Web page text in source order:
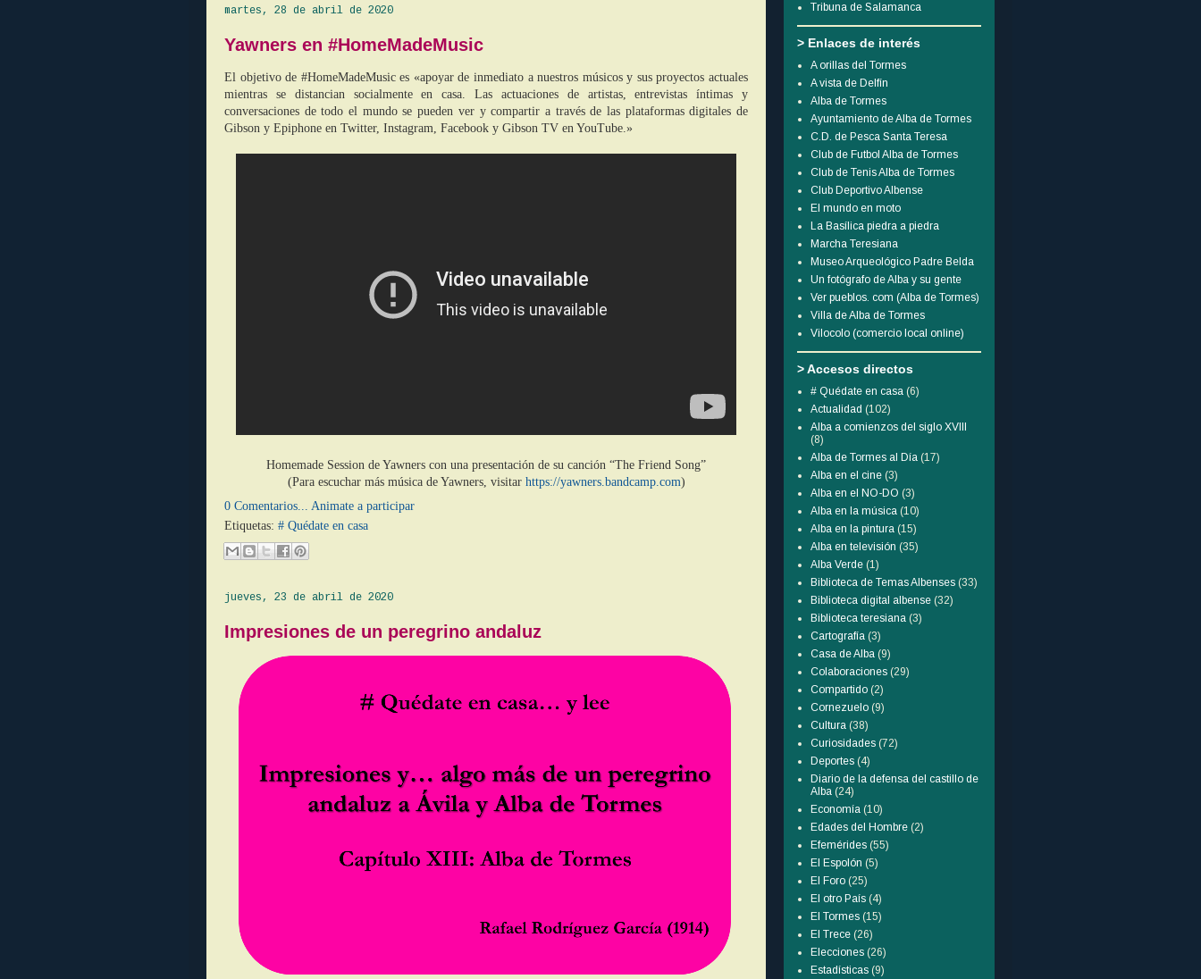
martes, 28 de abril de 2020
Yawners en #HomeMadeMusic
El objetivo de #HomeMadeMusic es «apoyar de inmediato a nuestros músicos y sus proyectos actuales
mientras se distancian socialmente en casa. Las actuaciones de artistas, entrevistas íntimas y
conversaciones de todo el mundo se pueden ver y compartir a través de las plataformas digitales de
Gibson y Epiphone en Twitter, Instagram, Facebook y Gibson TV en YouTube.»
Homemade Session de Yawners con una presentación de su canción “The Friend Song”
(Para escuchar más música de Yawners, visitar https://yawners.bandcamp.com)
0 Comentarios... Animate a participar
Etiquetas: # Quédate en casa
jueves, 23 de abril de 2020
Impresiones de un peregrino andaluz
Tribuna de Salamanca
> Enlaces de interés
A orillas del Tormes
A vista de Delfín
Alba de Tormes
Ayuntamiento de Alba de Tormes
C.D. de Pesca Santa Teresa
Club de Futbol Alba de Tormes
Club de Tenis Alba de Tormes
Club Deportivo Albense
El mundo en moto
La Basílica piedra a piedra
Marcha Teresiana
Museo Arqueológico Padre Belda
Un fotógrafo de Alba y su gente
Ver pueblos. com (Alba de Tormes)
Villa de Alba de Tormes
Vilocolo (comercio local online)
> Accesos directos
# Quédate en casa (6)
Actualidad (102)
Alba a comienzos del siglo XVIII
(8)
Alba de Tormes al Día (17)
Alba en el cine (3)
Alba en el NO-DO (3)
Alba en la música (10)
Alba en la pintura (15)
Alba en televisión (35)
Alba Verde (1)
Biblioteca de Temas Albenses (33)
Biblioteca digital albense (32)
Biblioteca teresiana (3)
Cartografía (3)
Casa de Alba (9)
Colaboraciones (29)
Compartido (2)
Cornezuelo (9)
Cultura (38)
Curiosidades (72)
Deportes (4)
Diario de la defensa del castillo de
Alba (24)
Economía (10)
Edades del Hombre (2)
Efemérides (55)
El Espolón (5)
El Foro (25)
El otro País (4)
El Tormes (15)
El Trece (26)
Elecciones (26)
Estadísticas (9)